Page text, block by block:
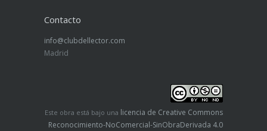
Contacto
info@clubdellector.com
Madrid
Este obra está bajo una licencia de Creative Commons
Reconocimiento-NoComercial-SinObraDerivada 4.0